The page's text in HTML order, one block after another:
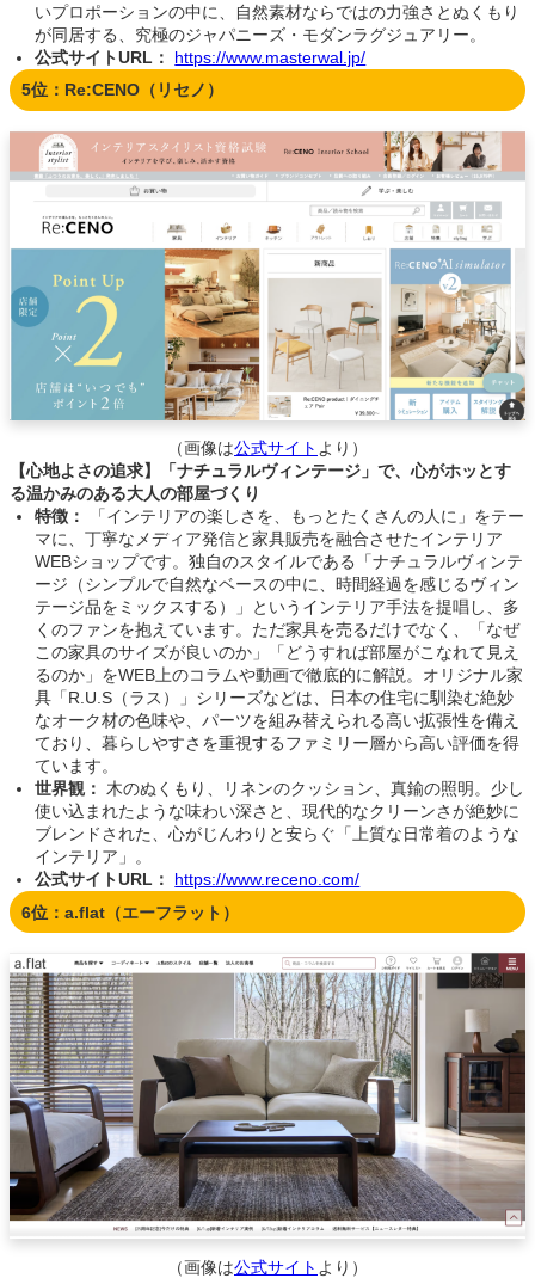
いプロポーションの中に、自然素材ならではの力強さとぬくもり
が同居する、究極のジャパニーズ・モダンラグジュアリー。
公式サイトURL：
https://www.masterwal.jp/
5位：Re:CENO（リセノ）
（画像は公式サイト より）
【心地よさの追求】「ナチュラルヴィンテージ」で、心がホッとす
る温かみのある大人の部屋づくり
特徴：
「インテリアの楽しさを、もっとたくさんの人に」をテー
マに、丁寧なメディア発信と家具販売を融合させたインテリア
WEBショップです。独自のスタイルである「ナチュラルヴィンテ
ージ（シンプルで自然なベースの中に、時間経過を感じるヴィン
テージ品をミックスする）」というインテリア手法を提唱し、多
くのファンを抱えています。ただ家具を売るだけでなく、「なぜ
この家具のサイズが良いのか」「どうすれば部屋がこなれて見え
るのか」をWEB上のコラムや動画で徹底的に解説。オリジナル家
具「R.U.S（ラス）」シリーズなどは、日本の住宅に馴染む絶妙
なオーク材の色味や、パーツを組み替えられる高い拡張性を備え
ており、暮らしやすさを重視するファミリー層から高い評価を得
ています。
世界観：
木のぬくもり、リネンのクッション、真鍮の照明。少し
使い込まれたような味わい深さと、現代的なクリーンさが絶妙に
ブレンドされた、心がじんわりと安らぐ「上質な日常着のような
インテリア」。
公式サイトURL：
https://www.receno.com/
6位：a.flat（エーフラット）
（画像は公式サイト より）